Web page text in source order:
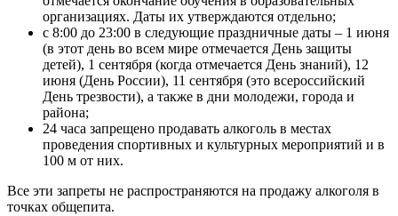
организациях. Даты их утверждаются отдельно;
с 8:00 до 23:00 в следующие праздничные даты – 1 июня
(в этот день во всем мире отмечается День защиты
детей), 1 сентября (когда отмечается День знаний), 12
июня (День России), 11 сентября (это всероссийский
День трезвости), а также в дни молодежи, города и
района;
24 часа запрещено продавать алкоголь в местах
проведения спортивных и культурных мероприятий и в
100 м от них.
Все эти запреты не распространяются на продажу алкоголя в
точках общепита.